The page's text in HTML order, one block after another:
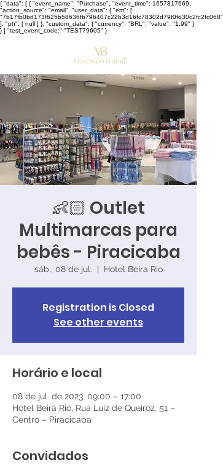
{ "data": [ { "event_name": "Purchase", "event_time": 1657817669,
"action_source": "email", "user_data": { "em": [
"7b17fb0bd173f625b58636fb796407c22b3d16fc78302d79f0fd30c2fc2fc068"
], "ph": [ null ] }, "custom_data": { "currency": "BRL", "value": "1.99" }
} ] "test_event_code:" "TEST79605" }
👶🏻 Outlet
Multimarcas para
bebês - Piracicaba
sáb., 08 de jul. Hotel Beira Rio
Registration is Closed
See other events
Horário e local
08 de jul. de 2023, 09:00 – 17:00
Hotel Beira Rio, Rua Luiz de Queiroz, 51 –
Centro – Piracicaba
Convidados